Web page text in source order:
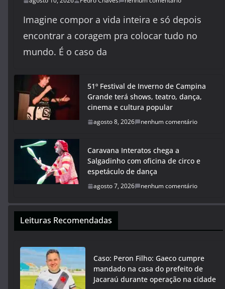
Imagine compor a vida inteira e só depois
encontrar a coragem pra colocar tudo no
mundo. É o caso da
51º Festival de Inverno de Campina
Grande terá shows, teatro, dança,
cinema e cultura popular
agosto 8, 2026 nenhum comentário
Caravana Interatos chega a
Salgadinho com oficina de circo e
espetáculo de dança
agosto 7, 2026 nenhum comentário
Leituras Recomendadas
Caso: Peron Filho: Gaeco cumpre
mandado na casa do prefeito de
Jacaraú durante operação na cidade